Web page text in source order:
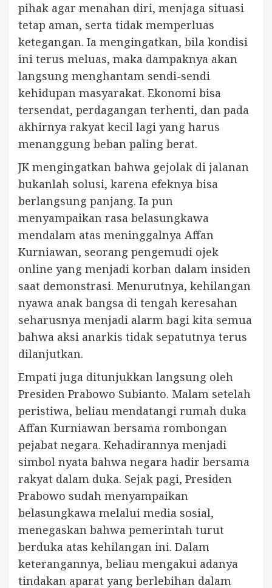
pihak agar menahan diri, menjaga situasi
tetap aman, serta tidak memperluas
ketegangan. Ia mengingatkan, bila kondisi
ini terus meluas, maka dampaknya akan
langsung menghantam sendi-sendi
kehidupan masyarakat. Ekonomi bisa
tersendat, perdagangan terhenti, dan pada
akhirnya rakyat kecil lagi yang harus
menanggung beban paling berat.
JK mengingatkan bahwa gejolak di jalanan
bukanlah solusi, karena efeknya bisa
berlangsung panjang. Ia pun
menyampaikan rasa belasungkawa
mendalam atas meninggalnya Affan
Kurniawan, seorang pengemudi ojek
online yang menjadi korban dalam insiden
saat demonstrasi. Menurutnya, kehilangan
nyawa anak bangsa di tengah keresahan
seharusnya menjadi alarm bagi kita semua
bahwa aksi anarkis tidak sepatutnya terus
dilanjutkan.
Empati juga ditunjukkan langsung oleh
Presiden Prabowo Subianto. Malam setelah
peristiwa, beliau mendatangi rumah duka
Affan Kurniawan bersama rombongan
pejabat negara. Kehadirannya menjadi
simbol nyata bahwa negara hadir bersama
rakyat dalam duka. Sejak pagi, Presiden
Prabowo sudah menyampaikan
belasungkawa melalui media sosial,
menegaskan bahwa pemerintah turut
berduka atas kehilangan ini. Dalam
keterangannya, beliau mengakui adanya
tindakan aparat yang berlebihan dalam